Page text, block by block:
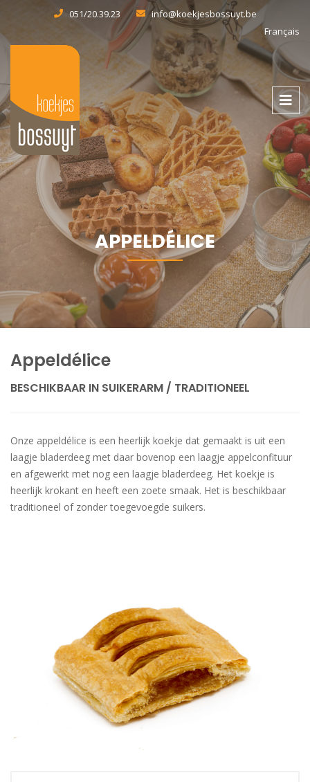
051/20.39.23
info@koekjesbossuyt.be
Français
APPELDÉLICE
Appeldélice
BESCHIKBAAR IN SUIKERARM / TRADITIONEEL
Onze appeldélice is een heerlijk koekje dat gemaakt is uit een
laagje bladerdeeg met daar bovenop een laagje appelconfituur
en afgewerkt met nog een laagje bladerdeeg. Het koekje is
heerlijk krokant en heeft een zoete smaak. Het is beschikbaar
traditioneel of zonder toegevoegde suikers.